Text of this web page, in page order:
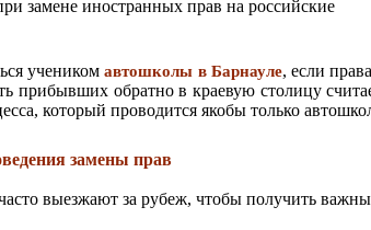
замене иностранных прав на российские
ученикомавтошколы в Барнауле, если
прибывших обратно в краевую столицу
который проводится якобы только
замены прав
выезжают за рубеж, чтобы получить